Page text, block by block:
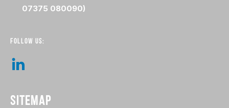
07375 080090)
FOLLOW US:
SITEMAP